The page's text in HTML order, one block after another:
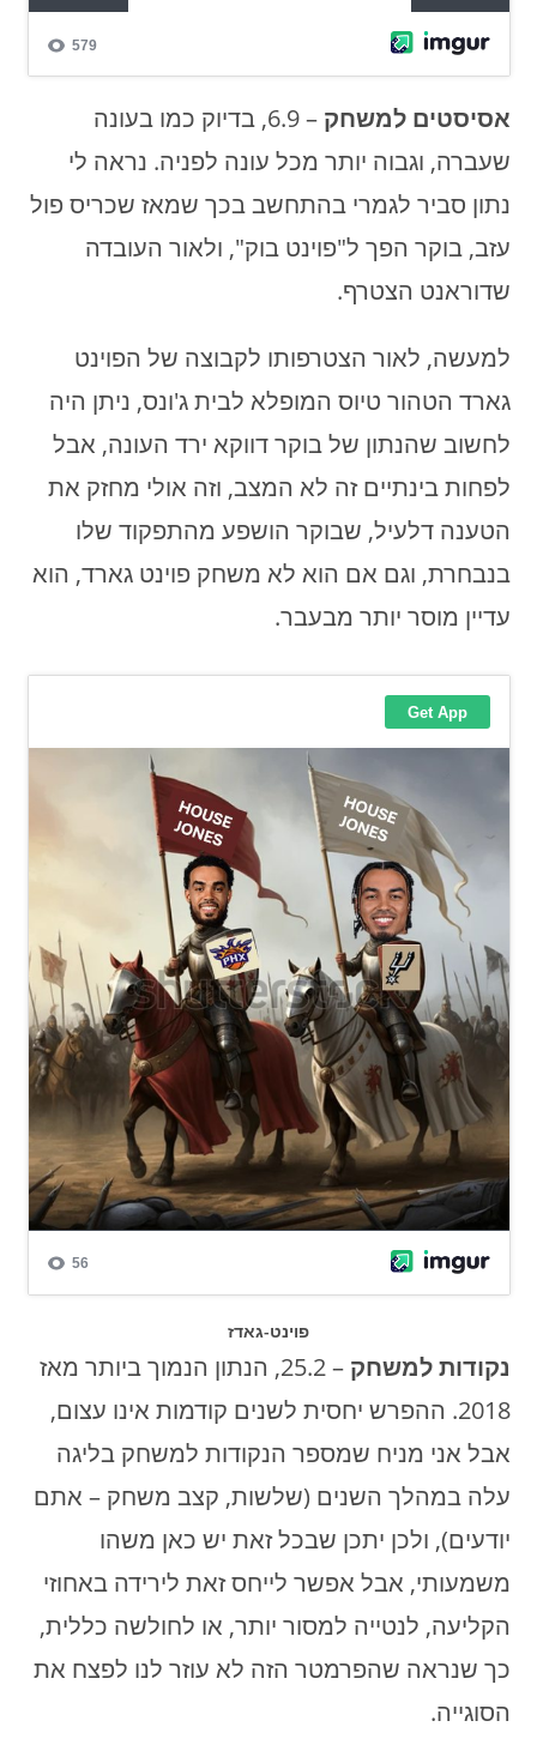
אסיסטים למשחק
– 6.9, בדיוק כמו בעונה
שעברה, וגבוה יותר מכל עונה לפניה. נראה לי
נתון סביר לגמרי בהתחשב בכך שמאז שכריס פול
עזב, בוקר הפך ל"פוינט בוק", ולאור העובדה
שדוראנט הצטרף.
למעשה, לאור הצטרפותו לקבוצה של הפוינט
גארד הטהור טיוס המופלא לבית ג'ונס, ניתן היה
לחשוב שהנתון של בוקר דווקא ירד העונה, אבל
לפחות בינתיים זה לא המצב, וזה אולי מחזק את
הטענה דלעיל, שבוקר הושפע מהתפקוד שלו
בנבחרת, וגם אם הוא לא משחק פוינט גארד, הוא
עדיין מוסר יותר מבעבר.
פוינט-גאדז
נקודות למשחק
– 25.2, הנתון הנמוך ביותר מאז
2018. ההפרש יחסית לשנים קודמות אינו עצום,
אבל אני מניח שמספר הנקודות למשחק בליגה
עלה במהלך השנים (שלשות, קצב משחק – אתם
יודעים), ולכן יתכן שבכל זאת יש כאן משהו
משמעותי, אבל אפשר לייחס זאת לירידה באחוזי
הקליעה, לנטייה למסור יותר, או לחולשה כללית,
כך שנראה שהפרמטר הזה לא עוזר לנו לפצח את
הסוגייה.